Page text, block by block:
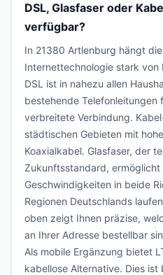
DSL, Glasfaser oder
verfügbar?
In 21380 Artlenburg hängt
Internettechnologie stark von
DSL ist in nahezu allen
bestehende Telefonleitungen
verbreitete Verbindung.
städtischen Gebieten mit
Koaxialkabel. Glasfaser, der
Zukunftsstandard, ermöglicht
Geschwindigkeiten in beide
Regionen Deutschlands
oben zeigt Ihnen präzise,
an Ihrer Adresse bestellbar
Als mobile Ergänzung bietet
kabellose Alternative. Dies